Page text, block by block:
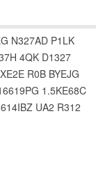
N327AD P1LK
4QK D1327
R0B BYEJG
1.5KE68C
UA2 R312